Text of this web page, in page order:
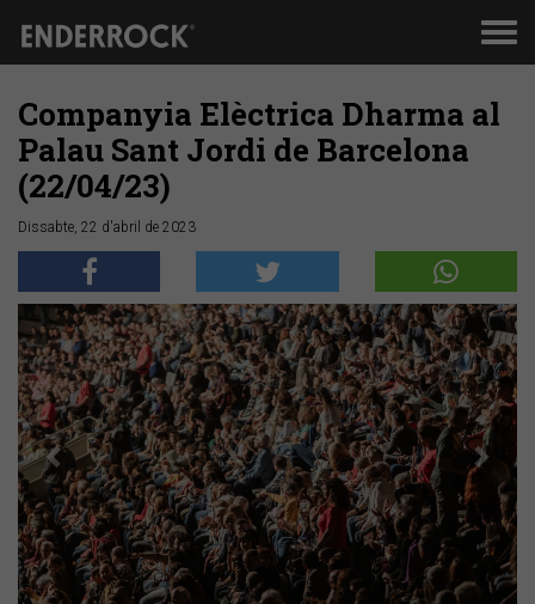
Companyia Elèctrica Dharma al
Palau Sant Jordi de Barcelona
(22/04/23)
Dissabte, 22 d'abril de 2023
Anterior